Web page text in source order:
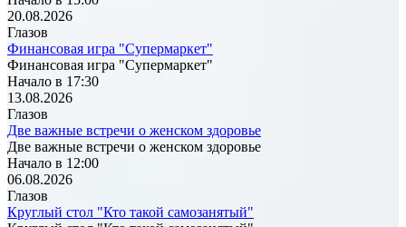
20.08.2026
Глазов
Финансовая игра "Супермаркет"
Финансовая игра "Супермаркет"
Начало в 17:30
13.08.2026
Глазов
Две важные встречи о женском здоровье
Две важные встречи о женском здоровье
Начало в 12:00
06.08.2026
Глазов
Круглый стол "Кто такой самозанятый"